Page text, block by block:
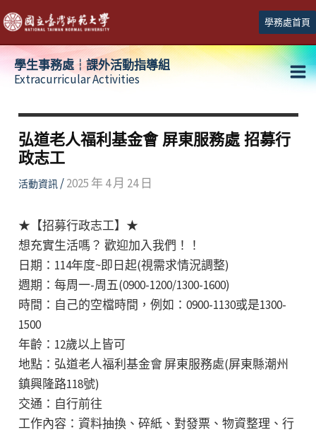
跳
至
主
學務處首頁
學生事務處┆課外活動指導組
Extracurricular Activities
弘道老人福利基金會 屏東服務處 招募行
政志工
活動資訊/2025 年 4 月 24 日
★【招募行政志工】★
想充實生活嗎？ 歡迎加入我們！！
日期：114年度~即日起(視需求情況調整)
週期：每周一-周五(0900-1200/1300-1600)
時間：自己的空檔時間，例如：0900-1130或是1300-
1500
年齡：12歲以上皆可
地點：弘道老人福利基金會 屏東服務處(屏東縣潮州
鎮興隆路118號)
交通：自行前往
工作內容：資料抽換、碎紙、對發票、物資整理、行